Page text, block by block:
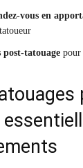
vous en
post-tatouage pour